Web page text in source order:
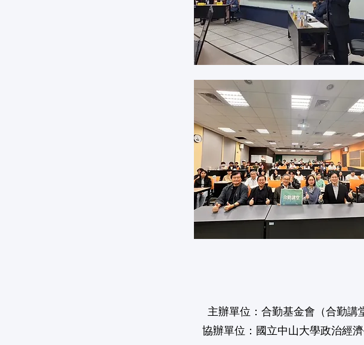
主辦單位：合勤基金會（合勤講
協辦單位：國立中山大學政治經